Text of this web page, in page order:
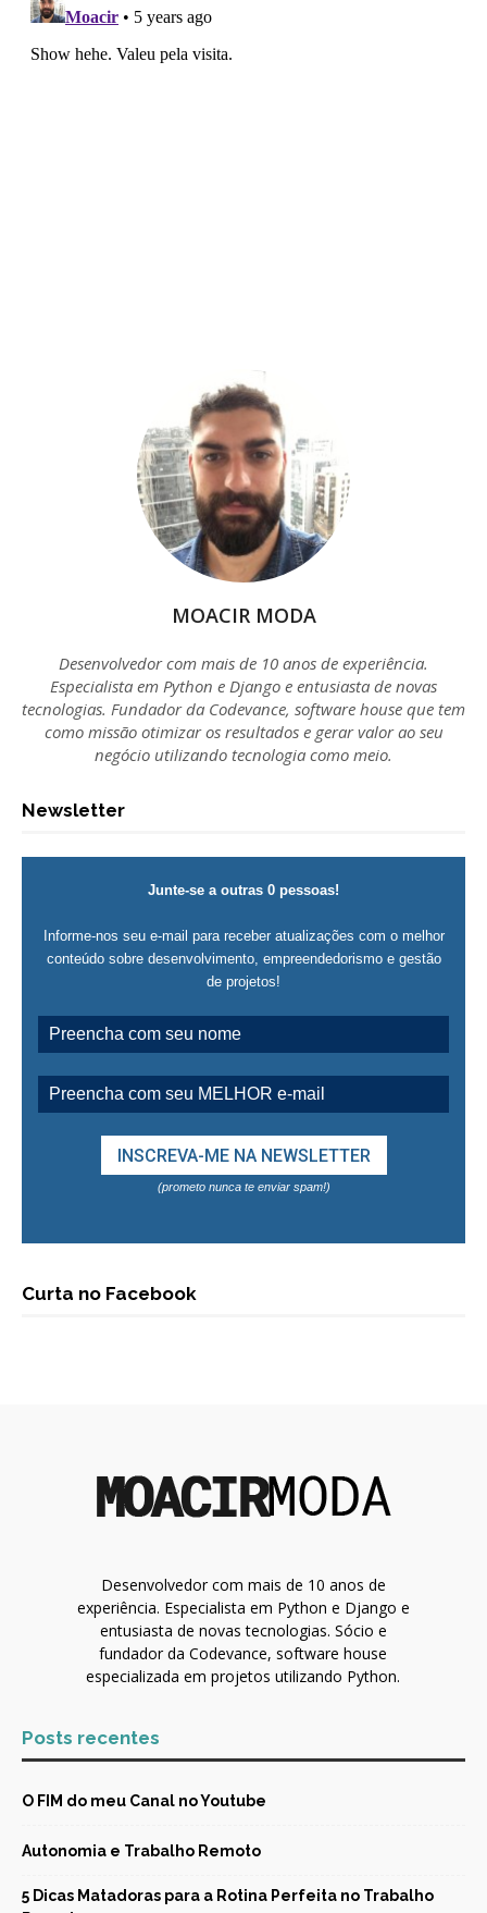
MOACIR MODA
Desenvolvedor com mais de 10 anos de experiência.
Especialista em Python e Django e entusiasta de novas
tecnologias. Fundador da Codevance, software house que tem
como missão otimizar os resultados e gerar valor ao seu
negócio utilizando tecnologia como meio.
Newsletter
Junte-se a outras 0 pessoas!
Informe-nos seu e-mail para receber atualizações com o melhor
conteúdo sobre desenvolvimento, empreendedorismo e gestão
de projetos!
(prometo nunca te enviar spam!)
Curta no Facebook
Desenvolvedor com mais de 10 anos de
experiência. Especialista em Python e Django e
entusiasta de novas tecnologias. Sócio e
fundador da Codevance, software house
especializada em projetos utilizando Python.
Posts recentes
O FIM do meu Canal no Youtube
Autonomia e Trabalho Remoto
5 Dicas Matadoras para a Rotina Perfeita no Trabalho